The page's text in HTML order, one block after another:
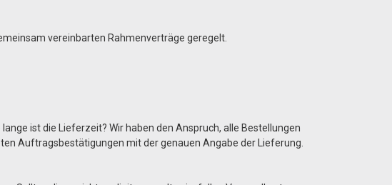
vereinbarten Rahmenverträge geregelt.
ist die Lieferzeit? Wir haben den Anspruch, alle Bestellungen
Auftragsbestätigungen mit der genauen Angabe der Lieferung.